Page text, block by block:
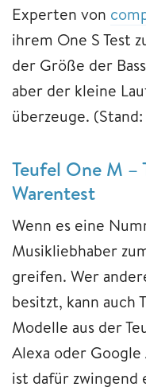
Experten von
ihrem One S Test
der Größe der
aber der kleine
überzeuge.
Teufel One M –
Warentest
Wenn es eine
Musikliebhaber
greifen. Wer
besitzt, kann auch
Modelle aus der
Alexa oder
ist dafür zwingend